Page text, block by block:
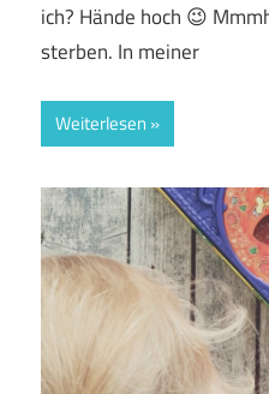
ich? Hände hoch 😉
sterben. In meiner
Weiterlesen